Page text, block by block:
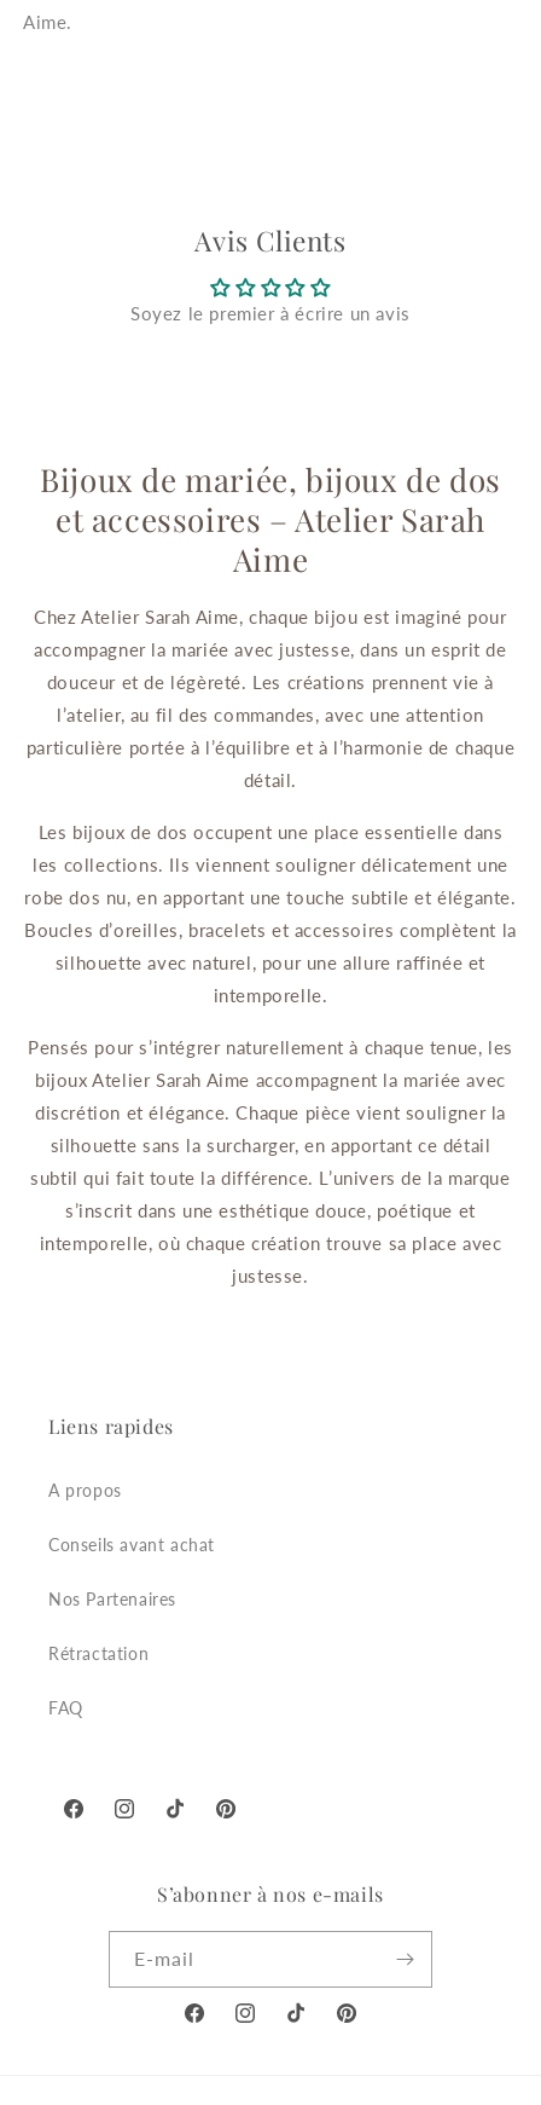
Aime.
Avis Clients
Soyez le premier à écrire un avis
Bijoux de mariée, bijoux de dos
et accessoires – Atelier Sarah
Aime
Chez Atelier Sarah Aime, chaque bijou est imaginé pour
accompagner la mariée avec justesse, dans un esprit de
douceur et de légèreté. Les créations prennent vie à
l’atelier, au fil des commandes, avec une attention
particulière portée à l’équilibre et à l’harmonie de chaque
détail.
Les bijoux de dos occupent une place essentielle dans
les collections. Ils viennent souligner délicatement une
robe dos nu, en apportant une touche subtile et élégante.
Boucles d’oreilles, bracelets et accessoires complètent la
silhouette avec naturel, pour une allure raffinée et
intemporelle.
Pensés pour s’intégrer naturellement à chaque tenue, les
bijoux Atelier Sarah Aime accompagnent la mariée avec
discrétion et élégance. Chaque pièce vient souligner la
silhouette sans la surcharger, en apportant ce détail
subtil qui fait toute la différence. L’univers de la marque
s’inscrit dans une esthétique douce, poétique et
intemporelle, où chaque création trouve sa place avec
justesse.
Liens rapides
A propos
Conseils avant achat
Nos Partenaires
Rétractation
FAQ
FacebookInstagramTikTok Pinterest
S’abonner à nos e-mails
E-mail
FacebookInstagramTikTok Pinterest